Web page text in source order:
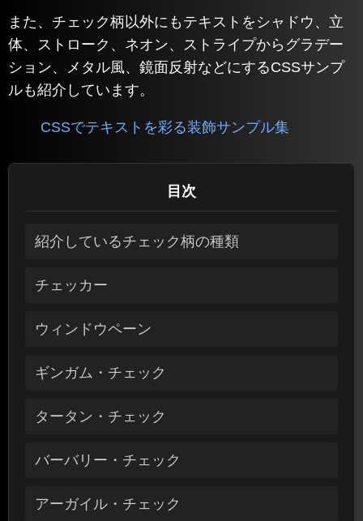
また、チェック柄以外にもテキストをシャドウ、立
体、ストローク、ネオン、ストライプからグラデー
ション、メタル風、鏡面反射などにするCSSサンプ
ルも紹介しています。
CSSでテキストを彩る装飾サンプル集
目次
紹介しているチェック柄の種類
チェッカー
ウィンドウペーン
ギンガム・チェック
タータン・チェック
バーバリー・チェック
アーガイル・チェック